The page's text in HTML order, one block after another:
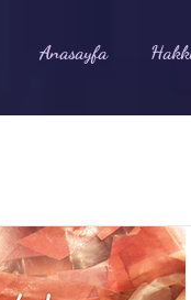
Anasayfa